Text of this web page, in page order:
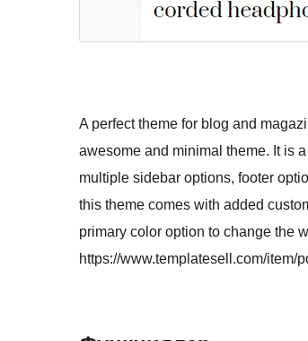
A perfect theme for blog and
awesome and minimal theme. It is
multiple sidebar options, footer
this theme comes with added
primary color option to change the
https://www.templatesell.com/item/